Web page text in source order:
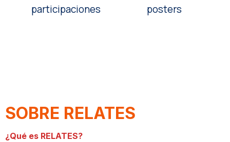
participaciones posters
SOBRE RELATES
¿Qué es RELATES?